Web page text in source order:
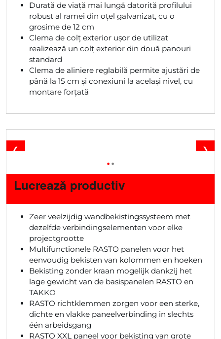
Durată de viață mai lungă datorită profilului
robust al ramei din oțel galvanizat, cu o
grosime de 12 cm
Clema de colț exterior ușor de utilizat
realizează un colț exterior din două panouri
standard
Clema de aliniere reglabilă permite ajustări de
până la 15 cm și conexiuni la același nivel, cu
montare forțată
❮ ❯
••
Lucrează productiv
Zeer veelzijdig wandbekistingssysteem met
dezelfde verbindingselementen voor elke
projectgrootte
Multifunctionele RASTO panelen voor het
eenvoudig bekisten van kolommen en hoeken
Bekisting zonder kraan mogelijk dankzij het
lage gewicht van de basispanelen RASTO en
TAKKO
RASTO richtklemmen zorgen voor een sterke,
dichte en vlakke paneelverbinding in slechts
één arbeidsgang
RASTO XXL paneel voor bekisting van grote